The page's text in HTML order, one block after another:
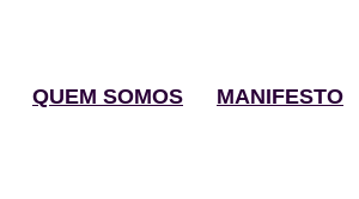
QUEM SOMOS MANIFESTO